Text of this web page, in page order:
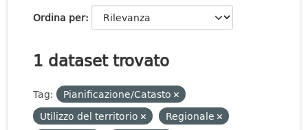
Ordina per
1 dataset trovato
Tag:
Pianificazione/Catasto
Utilizzo del territorio
Regionale